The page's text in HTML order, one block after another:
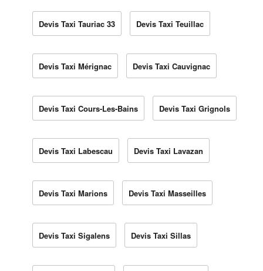
Devis Taxi Tauriac 33 Devis Taxi Teuillac
Devis Taxi Mérignac Devis Taxi Cauvignac
Devis Taxi Cours-Les-Bains Devis Taxi Grignols
Devis Taxi Labescau Devis Taxi Lavazan
Devis Taxi Marions Devis Taxi Masseilles
Devis Taxi Sigalens Devis Taxi Sillas